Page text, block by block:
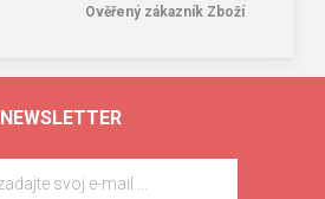
Ověřený zákazník Zboží
NEWSLETTER